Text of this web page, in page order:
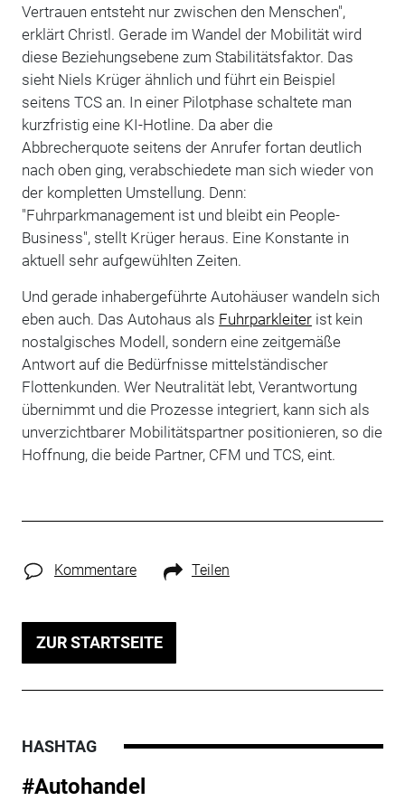
Vertrauen entsteht nur zwischen den Menschen",
erklärt Christl. Gerade im Wandel der Mobilität wird
diese Beziehungsebene zum Stabilitätsfaktor. Das
sieht Niels Krüger ähnlich und führt ein Beispiel
seitens TCS an. In einer Pilotphase schaltete man
kurzfristig eine KI-Hotline. Da aber die
Abbrecherquote seitens der Anrufer fortan deutlich
nach oben ging, verabschiedete man sich wieder von
der kompletten Umstellung. Denn:
"Fuhrparkmanagement ist und bleibt ein People-
Business", stellt Krüger heraus. Eine Konstante in
aktuell sehr aufgewühlten Zeiten.
Und gerade inhabergeführte Autohäuser wandeln sich
eben auch. Das Autohaus als Fuhrparkleiterist kein
nostalgisches Modell, sondern eine zeitgemäße
Antwort auf die Bedürfnisse mittelständischer
Flottenkunden. Wer Neutralität lebt, Verantwortung
übernimmt und die Prozesse integriert, kann sich als
unverzichtbarer Mobilitätspartner positionieren, so die
Hoffnung, die beide Partner, CFM und TCS, eint.
Kommentare Teilen
ZUR STARTSEITE
HASHTAG
#Autohandel